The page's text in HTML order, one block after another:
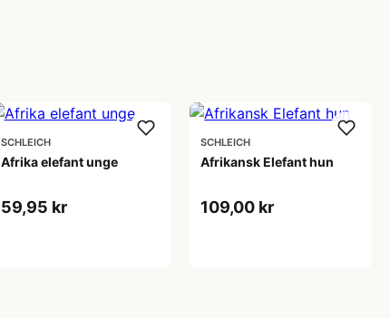
SCHLEICH
Afrika elefant unge
59,95 kr
SCHLEICH
Afrikansk Elefant hun
109,00 kr